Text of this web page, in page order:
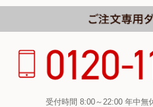
受付時間 8:00～22:00 年中無